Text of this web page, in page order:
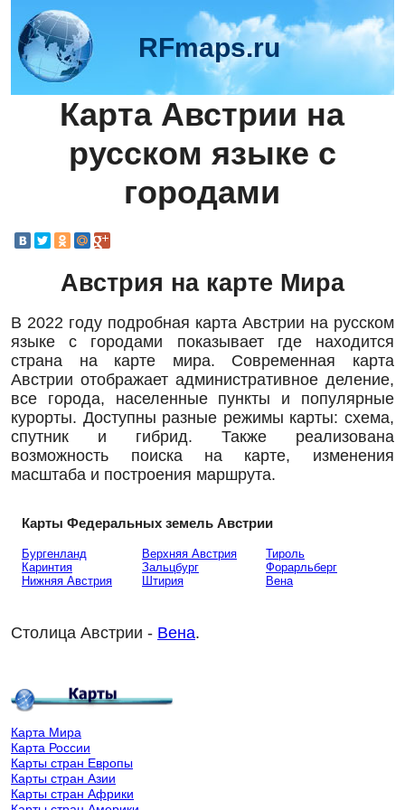
RFmaps.ru
Карта Австрии на
русском языке с
городами
Австрия на карте Мира
В 2022 году подробная карта Австрии на русском
языке с городами показывает где находится
страна на карте мира. Современная карта
Австрии отображает административное деление,
все города, населенные пункты и популярные
курорты. Доступны разные режимы карты: схема,
спутник и гибрид. Также реализована
возможность поиска на карте, изменения
масштаба и построения маршрута.
Карты Федеральных земель Австрии
Бургенланд
Каринтия
Нижняя Австрия
Верхняя Австрия
Зальцбург
Штирия
Тироль
Форарльберг
Вена
Столица Австрии - Вена.
Карта Мира
Карта России
Карты стран Европы
Карты стран Азии
Карты стран Африки